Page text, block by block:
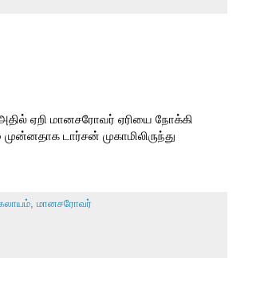
ஏறி மானசரோவர் ஏரியை நோக்கி
டார்சன் முகாமிலிருந்து
, மானசரோவர்